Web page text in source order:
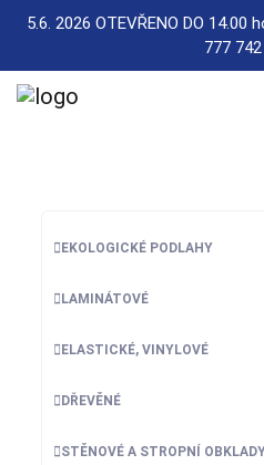
5.6. 2026 OTEVŘENO DO
777
EKOLOGICKÉ PODLAHY
LAMINÁTOVÉ
ELASTICKÉ, VINYLOVÉ
DŘEVĚNÉ
STĚNOVÉ A STROPNÍ